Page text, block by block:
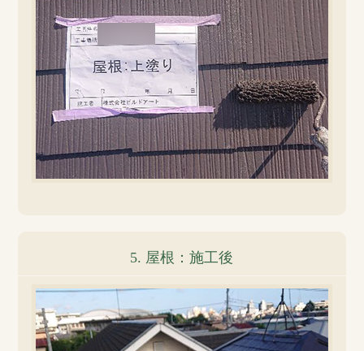
5. 屋根：施工後